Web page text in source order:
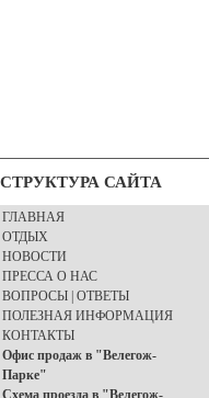
СТРУКТУРА САЙТА
ГЛАВНАЯ
ОТДЫХ
НОВОСТИ
ПРЕССА О НАС
ВОПРОСЫ | ОТВЕТЫ
ПОЛЕЗНАЯ ИНФОРМАЦИЯ
КОНТАКТЫ
Офис продаж в "Велегож-
Парке"
Схема проезда в "Велегож-